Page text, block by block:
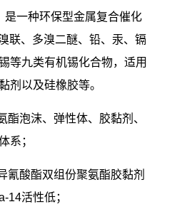
是一种环保型金属复合催化
联、多溴二醚、铅、汞、镉
等九类有机锡化合物，适用
剂以及硅橡胶等。
酯泡沫、弹性体、胶黏剂、
系；
氰酸酯双组份聚氨酯胶黏剂
14活性低；